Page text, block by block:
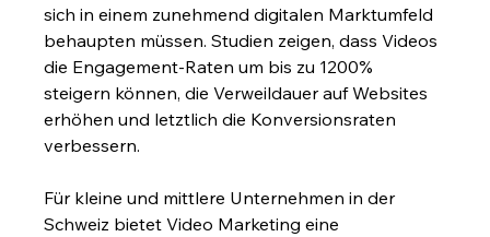
sich in einem zunehmend digitalen Marktumfeld
behaupten müssen. Studien zeigen, dass Videos
die Engagement-Raten um bis zu 1200%
steigern können, die Verweildauer auf Websites
erhöhen und letztlich die Konversionsraten
verbessern.
Für kleine und mittlere Unternehmen in der
Schweiz bietet Video Marketing eine